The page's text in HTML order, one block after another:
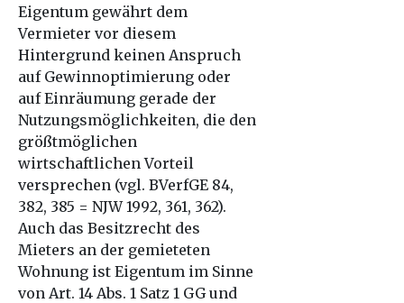
Eigentum gewährt dem
Vermieter vor diesem
Hintergrund keinen Anspruch
auf Gewinnoptimierung oder
auf Einräumung gerade der
Nutzungsmöglichkeiten, die den
größtmöglichen
wirtschaftlichen Vorteil
versprechen (vgl. BVerfGE 84,
382, 385 = NJW 1992, 361, 362).
Auch das Besitzrecht des
Mieters an der gemieteten
Wohnung ist Eigentum im Sinne
von Art. 14 Abs. 1 Satz 1 GG und